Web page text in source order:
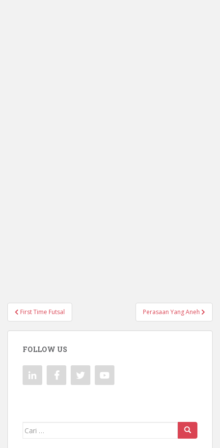
Navigasi
pos
First Time Futsal Perasaan Yang Aneh
FOLLOW US
Mencari: